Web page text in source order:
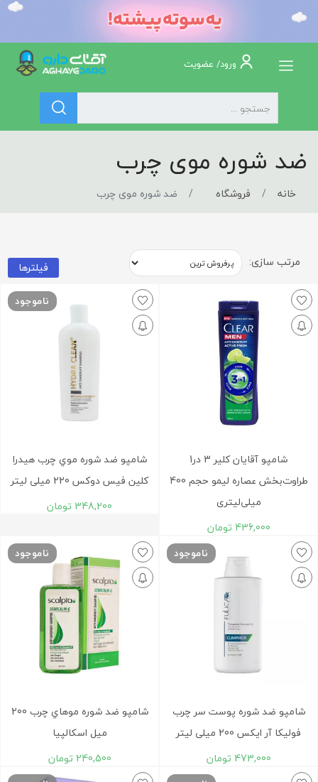
ورود/ عضویت
ضد شوره موی چرب
خانه فروشگاه ضد شوره موی چرب
مرتب سازی: فیلترها
شامپو آقایان کلیر 3 در1
طراوت‌بخش عصاره لیمو حجم 400
میلی‌لیتری
436,000 تومان
ناموجود
شامپو ضد شوره موي چرب هيدرا
کلين فیس دوکس 220 ميلی لیتر
348,200 تومان
ناموجود
شامپو ضد شوره پوست سر چرب
فولیکا آر ایکس 200 میلی لیتر
473,000 تومان
ناموجود
شامپو ضد شوره موهاي چرب 200
ميل اسکالپيا
240,500 تومان